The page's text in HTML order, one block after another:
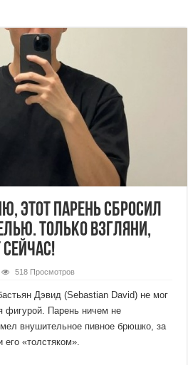
этот парень сбросил
Только взгляни,
518 Просмотров
Дэвид (Sebastian David) не мог
фигурой. Парень ничем не
внушительное пивное брюшко, за
«толстяком».